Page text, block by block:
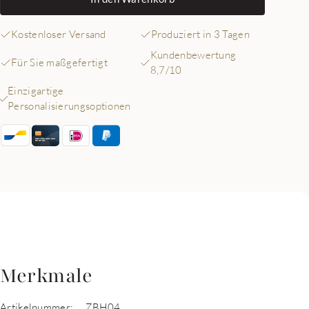
Kostenloser Versand Produziert in 3 Tagen
Für Sie maßgefertigt
Kundenbewertung
8,7/10
Einzigartige
Personalisierungsoptionen
Merkmale